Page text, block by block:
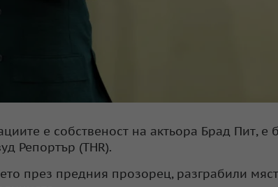
е собственост на актьора Брад Пит, е
Репортър (THR).
през предния прозорец, разграбили